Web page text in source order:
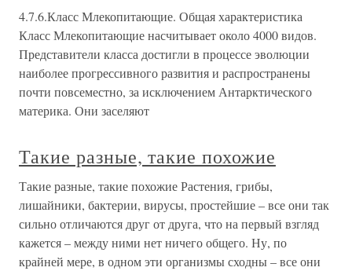
4.7.6.Класс Млекопитающие. Общая характеристика
Класс Млекопитающие насчитывает около 4000 видов.
Представители класса достигли в процессе эволюции
наиболее прогрессивного развития и распространены
почти повсеместно, за исключением Антарктического
материка. Они заселяют
Такие разные, такие похожие
Такие разные, такие похожие Растения, грибы,
лишайники, бактерии, вирусы, простейшие – все они так
сильно отличаются друг от друга, что на первый взгляд
кажется – между ними нет ничего общего. Ну, по
крайней мере, в одном эти организмы сходны – все они